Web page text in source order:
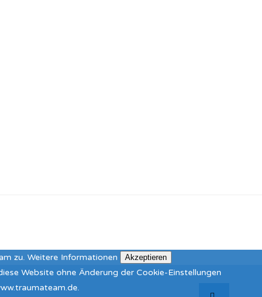
zu. Weitere Informationen Akzeptieren
Website ohne Änderung der Cookie-Einstellungen